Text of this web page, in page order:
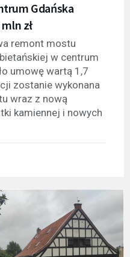
Gdańska
zł
remont mostu
w centrum
umowę wartą 1,7
zostanie wykonana
wraz z nową
kamiennej i nowych